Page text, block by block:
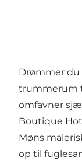
Drømmer du
trummerum
omfavner
Boutique
Møns
op til